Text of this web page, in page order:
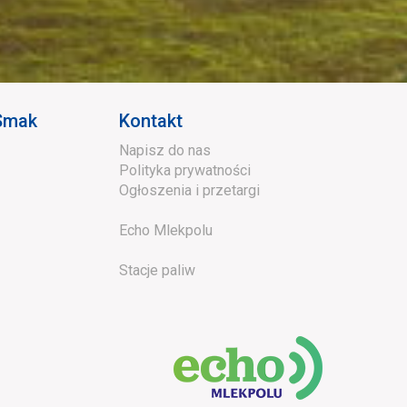
Kontakt
Napisz do nas
Polityka prywatności
Ogłoszenia i przetargi
Echo Mlekpolu
Stacje paliw